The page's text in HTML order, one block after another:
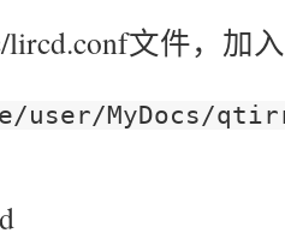
lircd.conf文件，加
user/MyDocs/